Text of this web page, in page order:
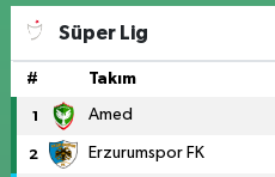
Süper Lig
# Takım
1 Amed
2 Erzurumspor FK